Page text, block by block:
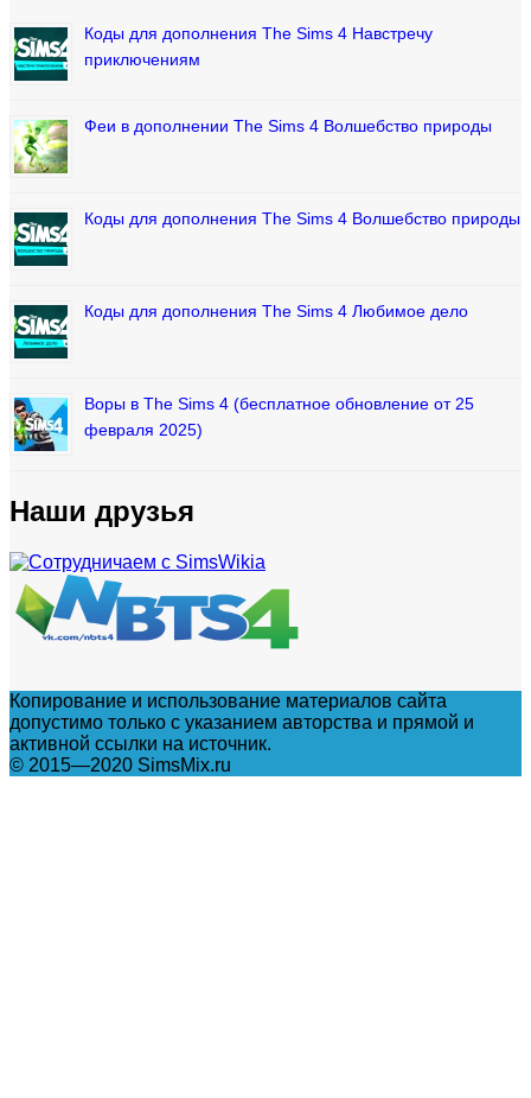
Коды для дополнения The Sims 4 Навстречу
приключениям
Феи в дополнении The Sims 4 Волшебство природы
Коды для дополнения The Sims 4 Волшебство природы
Коды для дополнения The Sims 4 Любимое дело
Воры в The Sims 4 (бесплатное обновление от 25
февраля 2025)
Наши друзья
Копирование и использование материалов сайта
допустимо только с указанием авторства и прямой и
активной ссылки на источник.
© 2015—2020 SimsMix.ru